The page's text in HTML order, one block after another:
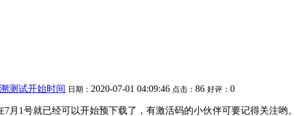
测试开始时间 日期： 2020-07-01 04:09:46 点击： 86 好评： 0
月1号就已经可以开始预下载了，有激活码的小伙伴可要记得关注哟